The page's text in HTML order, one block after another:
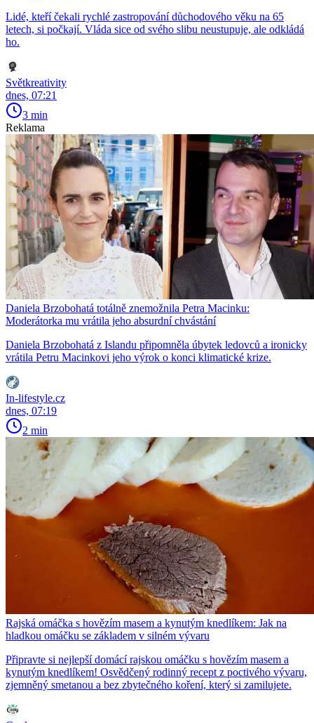
Lidé, kteří čekali rychlé zastropování důchodového věku na 65
letech, si počkají. Vláda sice od svého slibu neustupuje, ale odkládá
ho.
Světkreativity
dnes, 07:21
3 min
Reklama
Daniela Brzobohatá totálně znemožnila Petra Macinku:
Moderátorka mu vrátila jeho absurdní chvástání
Daniela Brzobohatá z Islandu připomněla úbytek ledovců a ironicky
vrátila Petru Macinkovi jeho výrok o konci klimatické krize.
In-lifestyle.cz
dnes, 07:19
2 min
Rajská omáčka s hovězím masem a kynutým knedlíkem: Jak na
hladkou omáčku se základem v silném vývaru
Připravte si nejlepší domácí rajskou omáčku s hovězím masem a
kynutým knedlíkem! Osvědčený rodinný recept z poctivého vývaru,
zjemněný smetanou a bez zbytečného koření, který si zamilujete.